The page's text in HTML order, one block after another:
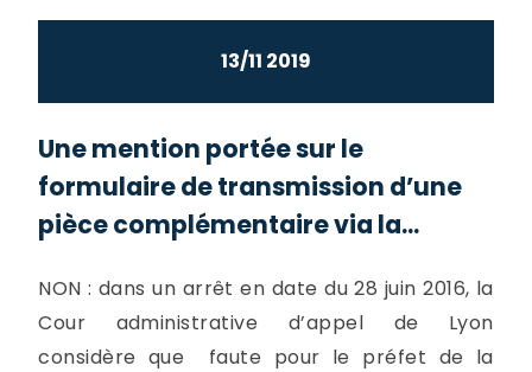
13/11 2019
Une mention portée sur le
formulaire de transmission d’une
pièce complémentaire via la...
NON : dans un arrêt en date du 28 juin 2016, la
Cour administrative d’appel de Lyon
considère que faute pour le préfet de la